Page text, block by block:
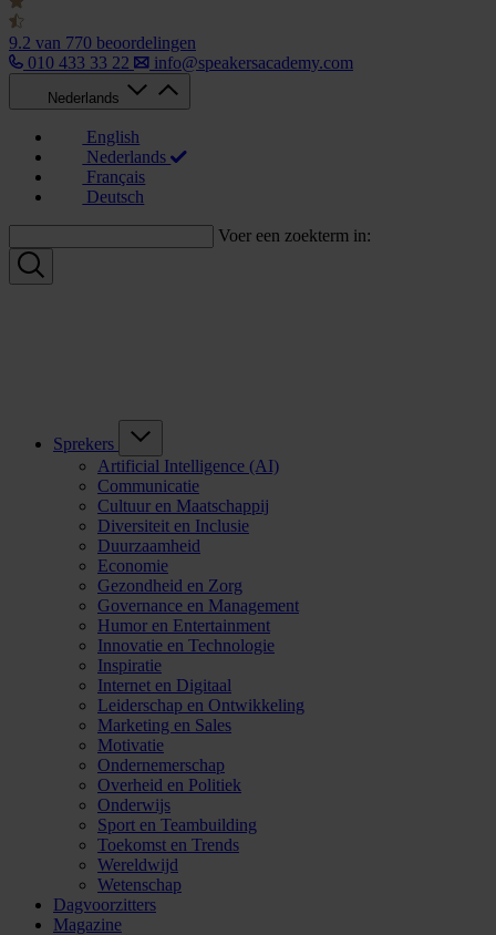
9.2 van 770 beoordelingen
010 433 33 22
info@speakersacademy.com
Nederlands
English
Nederlands
Français
Deutsch
Voer een zoekterm in:
Sprekers
Artificial Intelligence (AI)
Communicatie
Cultuur en Maatschappij
Diversiteit en Inclusie
Duurzaamheid
Economie
Gezondheid en Zorg
Governance en Management
Humor en Entertainment
Innovatie en Technologie
Inspiratie
Internet en Digitaal
Leiderschap en Ontwikkeling
Marketing en Sales
Motivatie
Ondernemerschap
Overheid en Politiek
Onderwijs
Sport en Teambuilding
Toekomst en Trends
Wereldwijd
Wetenschap
Dagvoorzitters
Magazine